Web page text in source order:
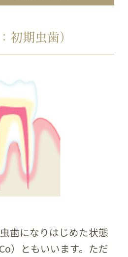
初期虫歯）
歯になりはじめた状態
）ともいいます。ただ